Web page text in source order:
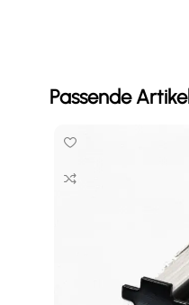
Passende Artikel